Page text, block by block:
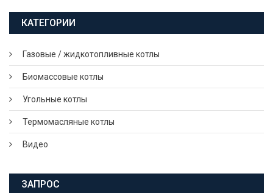
КАТЕГОРИИ
Газовые / жидкотопливные котлы
Биомассовые котлы
Угольные котлы
Термомасляные котлы
Видео
ЗАПРОС